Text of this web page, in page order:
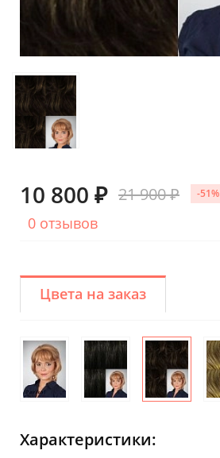
10 800 ₽ 21 900 ₽ -51%
0 отзывов
Цвета на заказ
Характеристики: